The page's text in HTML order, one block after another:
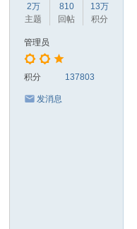
2万
主题
810
回帖
13万
积分
管理员
积分 137803
发消息